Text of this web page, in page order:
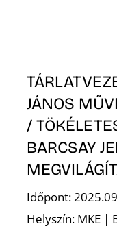
JÁNOS
/
BARCSAY
Időpont:
Helyszín: MKE |